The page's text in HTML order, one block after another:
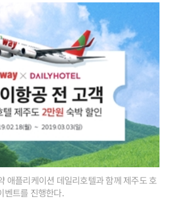
애플리케이션 데일리호텔과 함께 제주도 호
벤트를 진행한다.